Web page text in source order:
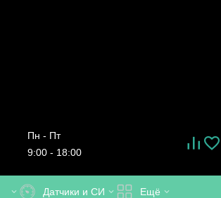
Пн - Пт
9:00 - 18:00
Датчики и СИ Ещё